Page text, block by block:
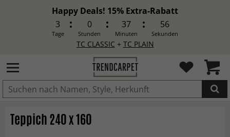
Happy Deals! 15% Extra-Rabatt
3
Tage
0
Stunden
37
Minuten
54
Sekunden
TC CLASSIC + TC PLAIN
IN DEN WARENKORB GELEGT.
Teppich 240 x 160